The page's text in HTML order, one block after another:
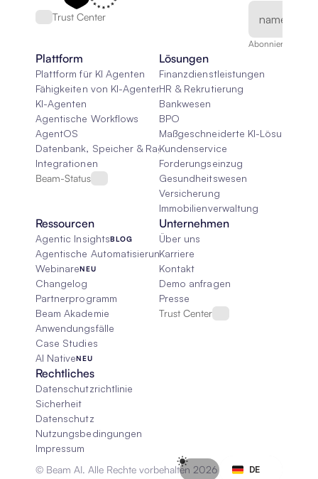
Trust Center
Abonnieren Sie
Plattform
Plattform für KI Agenten
Fähigkeiten von KI-Agenten
KI-Agenten
Agentische Workflows
AgentOS
Datenbank, Speicher & Rag
Integrationen
Beam-Status
Lösungen
Finanzdienstleistungen
HR & Rekrutierung
Bankwesen
BPO
Maßgeschneiderte KI-Lösungen
Kundenservice
Forderungseinzug
Gesundheitswesen
Versicherung
Immobilienverwaltung
Ressourcen
Agentic InsightsBLOG
Agentische Automatisierung 101
WebinareNEU
Changelog
Partnerprogramm
Beam Akademie
Anwendungsfälle
Case Studies
AI NativeNEU
Unternehmen
Über uns
Karriere
Kontakt
Demo anfragen
Presse
Trust Center
Rechtliches
Datenschutzrichtlinie
Sicherheit
Datenschutz
Nutzungsbedingungen
Impressum
© Beam AI. Alle Rechte vorbehalten 2026
DE